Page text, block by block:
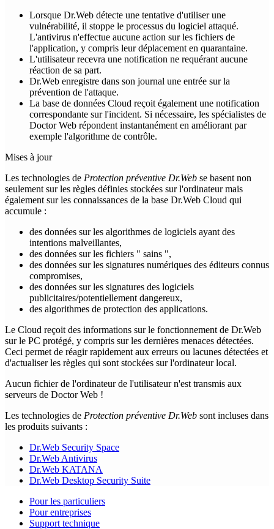
Lorsque Dr.Web détecte une tentative d'utiliser une
vulnérabilité, il stoppe le processus du logiciel attaqué.
L'antivirus n'effectue aucune action sur les fichiers de
l'application, y compris leur déplacement en quarantaine.
L'utilisateur recevra une notification ne requérant aucune
réaction de sa part.
Dr.Web enregistre dans son journal une entrée sur la
prévention de l'attaque.
La base de données Cloud reçoit également une notification
correspondante sur l'incident. Si nécessaire, les spécialistes de
Doctor Web répondent instantanément en améliorant par
exemple l'algorithme de contrôle.
Mises à jour
Les technologies de Protection préventive Dr.Web se basent non
seulement sur les règles définies stockées sur l'ordinateur mais
également sur les connaissances de la base Dr.Web Cloud qui
accumule :
des données sur les algorithmes de logiciels ayant des
intentions malveillantes,
des données sur les fichiers " sains ",
des données sur les signatures numériques des éditeurs connus
compromises,
des données sur les signatures des logiciels
publicitaires/potentiellement dangereux,
des algorithmes de protection des applications.
Le Cloud reçoit des informations sur le fonctionnement de Dr.Web
sur le PC protégé, y compris sur les dernières menaces détectées.
Ceci permet de réagir rapidement aux erreurs ou lacunes détectées et
d'actualiser les règles qui sont stockées sur l'ordinateur local.
Aucun fichier de l'ordinateur de l'utilisateur n'est transmis aux
serveurs de Doctor Web !
Les technologies de Protection préventive Dr.Web sont incluses dans
les produits suivants :
Dr.Web Security Space
Dr.Web Antivirus
Dr.Web KATANA
Dr.Web Desktop Security Suite
Pour les particuliers
Pour entreprises
Support technique